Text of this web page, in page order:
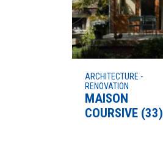
ARCHITECTURE -
RENOVATION
MAISON
COURSIVE (33)